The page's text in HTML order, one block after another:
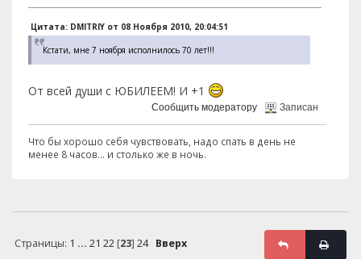
Цитата: DMITRIY от 08 Ноября 2010, 20:04:51
Кстати, мне 7 ноября исполнилось 70 лет!!!
От всей души с ЮБИЛЕЕМ! И +1
Сообщить модератору Записан
Что бы хорошо себя чувствовать, надо спать в день не
менее 8 часов... и столько же в ночь.
Страницы: 1 ... 21 22[23] 24
Вверх